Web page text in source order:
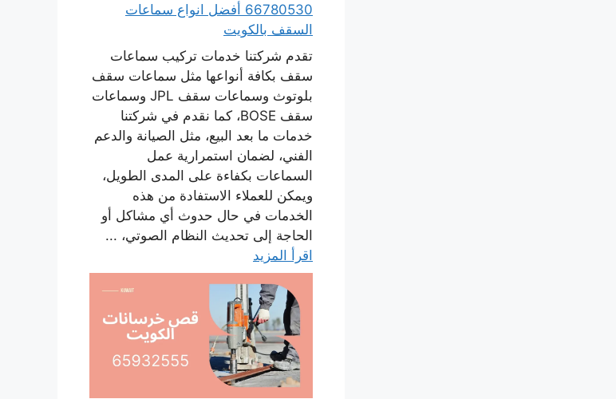
66780530 أفضل انواع سماعات
السقف بالكويت
تقدم شركتنا خدمات تركيب سماعات
سقف بكافة أنواعها مثل سماعات سقف
بلوتوث وسماعات سقف JPL وسماعات
سقف BOSE، كما نقدم في شركتنا
خدمات ما بعد البيع، مثل الصيانة والدعم
الفني، لضمان استمرارية عمل
السماعات بكفاءة على المدى الطويل،
ويمكن للعملاء الاستفادة من هذه
الخدمات في حال حدوث أي مشاكل أو
الحاجة إلى تحديث النظام الصوتي، ...
اقرأ المزيد